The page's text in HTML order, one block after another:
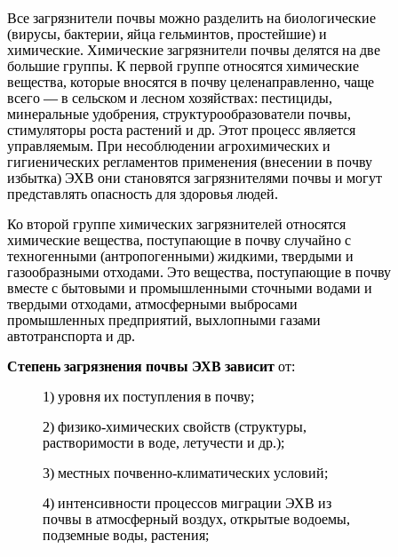
Все загрязнители почвы можно разделить на биологические
(вирусы, бактерии, яйца гельминтов, простейшие) и
химические. Химические загрязнители почвы делятся на две
большие группы. К первой группе относятся химические
вещества, которые вносятся в почву целенаправленно, чаще
всего — в сельском и лесном хозяйствах: пестициды,
минеральные удобрения, структурообразователи почвы,
стимуляторы роста растений и др. Этот процесс является
управляемым. При несоблюдении агрохимических и
гигиенических регламентов применения (внесении в почву
избытка) ЭХВ они становятся загрязнителями почвы и могут
представлять опасность для здоровья людей.
Ко второй группе химических загрязнителей относятся
химические вещества, поступающие в почву случайно с
техногенными (антропогенными) жидкими, твердыми и
газообразными отходами. Это вещества, поступающие в почву
вместе с бытовыми и промышленными сточными водами и
твердыми отходами, атмосферными выбросами
промышленных предприятий, выхлопными газами
автотранспорта и др.
Степень загрязнения почвы ЭХВ зависит от:
1) уровня их поступления в почву;
2) физико-химических свойств (структуры,
растворимости в воде, летучести и др.);
3) местных почвенно-климатических условий;
4) интенсивности процессов миграции ЭХВ из
почвы в атмосферный воздух, открытые водоемы,
подземные воды, растения;